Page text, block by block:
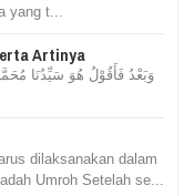
yang t...
Artinya
وَبَعْدُ فَأَقُوْلُ هُوَ سَيِّدُنَا
dilaksanakan dalam
Umroh Setelah se...